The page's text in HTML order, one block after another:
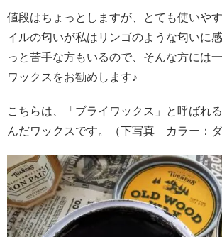
値段はちょっとしますが、とても使いや
イルの匂いが私はリンゴのような匂いに
っと苦手な方もいるので、そんな方には
ワックスをお勧めします♪
こちらは、「ブライワックス」と呼ばれ
んだワックスです。（下写真 カラー：ダ